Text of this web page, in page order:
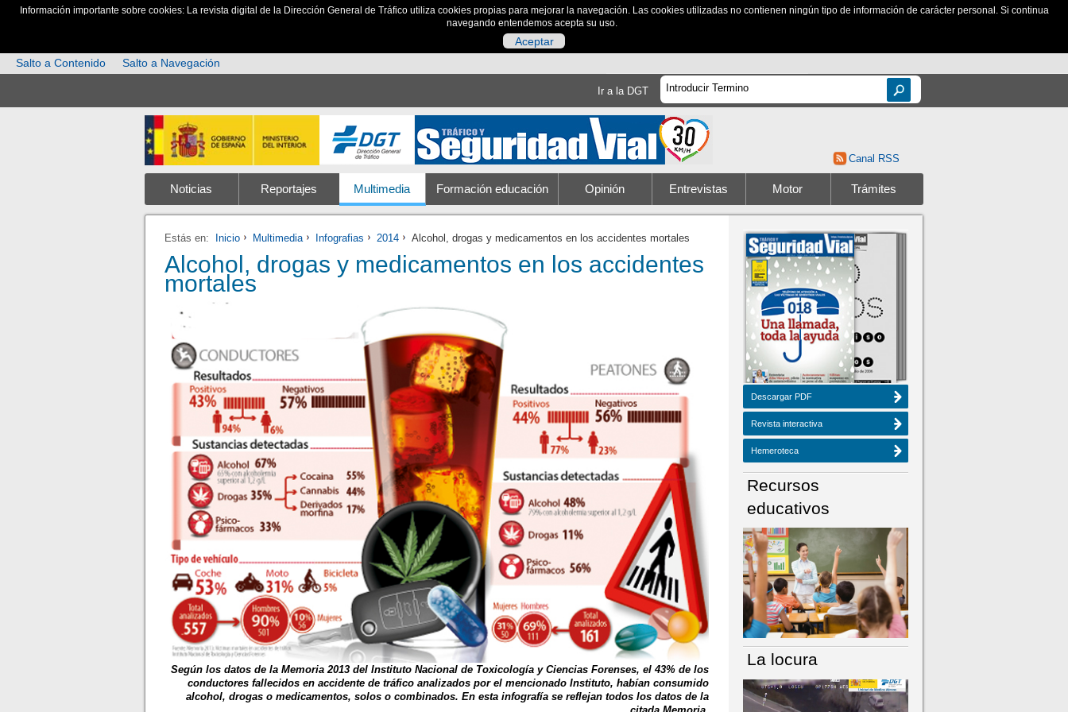
Información importante sobre cookies: La revista digital de la Dirección General de Tráfico utiliza cookies propias para mejorar la navegación. Las cookies utilizadas no contienen ningún tipo de información de carácter personal. Si continua
navegando entendemos acepta su uso.
Aceptar
Salto a Contenido
Salto a Navegación
Ir a la DGT
Canal RSS
Noticias Reportajes Multimedia Formación educación Opinión Entrevistas Motor Trámites
Estás en: Inicio Multimedia Infografias 2014 Alcohol, drogas y medicamentos en los accidentes mortales
Alcohol, drogas y medicamentos en los accidentes
mortales
Según los datos de la Memoria 2013 del Instituto Nacional de Toxicología y Ciencias Forenses, el 43% de los
conductores fallecidos en accidente de tráfico analizados por el mencionado Instituto, habían consumido
alcohol, drogas o medicamentos, solos o combinados. En esta infografía se reflejan todos los datos de la
Descargar PDF
Revista interactiva
Hemeroteca
Recursos
educativos
La locura